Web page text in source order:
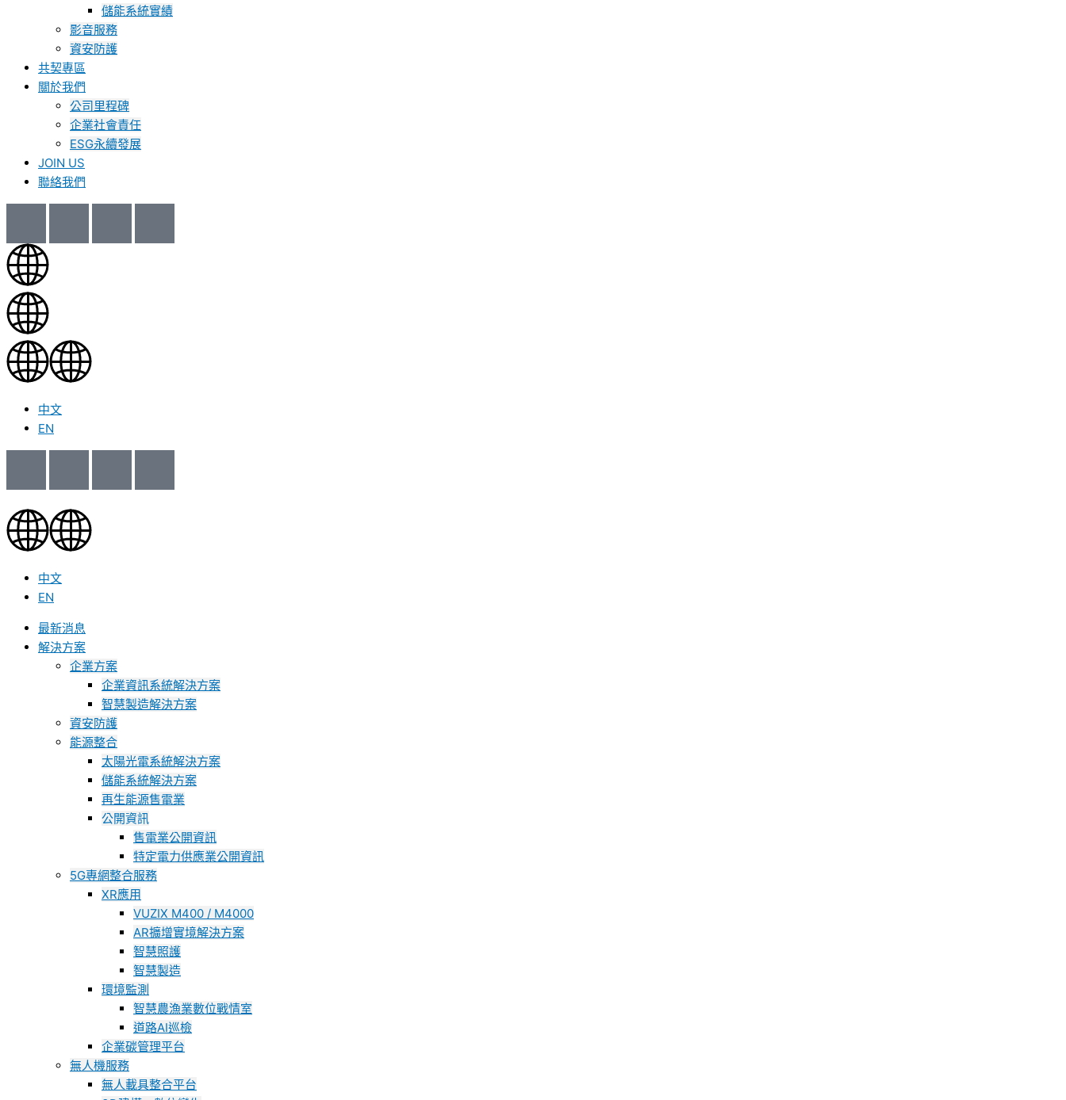
儲能系統實績
影音服務
資安防護
共契專區
關於我們
公司里程碑
企業社會責任
ESG永續發展
JOIN US
聯絡我們
中文
EN
中文
EN
最新消息
解決方案
企業方案
企業資訊系統解決方案
智慧製造解決方案
資安防護
能源整合
太陽光電系統解決方案
儲能系統解決方案
再生能源售電業
公開資訊
售電業公開資訊
特定電力供應業公開資訊
5G專網整合服務
XR應用
VUZIX M400 / M4000
AR擴增實境解決方案
智慧照護
智慧製造
環境監測
智慧農漁業數位戰情室
道路AI巡檢
企業碳管理平台
無人機服務
無人載具整合平台